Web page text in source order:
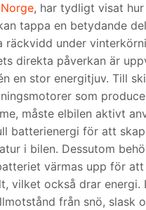
, har tydligt visat
tappa en betydande
räckvidd under
direkta påverkan är
en stor energitjuv. Till
som
måste elbilen aktivt
batterienergi för att
i bilen. Dessutom
värmas upp för att
vilket också drar energi.
från snö, slask